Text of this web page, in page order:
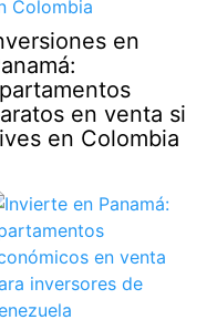
en
en venta si
en Colombia